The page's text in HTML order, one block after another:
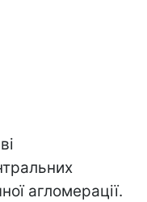
агломерації.